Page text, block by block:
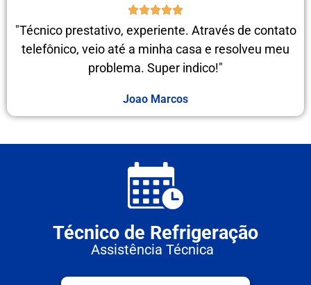
"Técnico prestativo, experiente. Através de contato
telefônico, veio até a minha casa e resolveu meu
problema. Super indico!"
Joao Marcos
Técnico de Refrigeração
Assistência Técnica